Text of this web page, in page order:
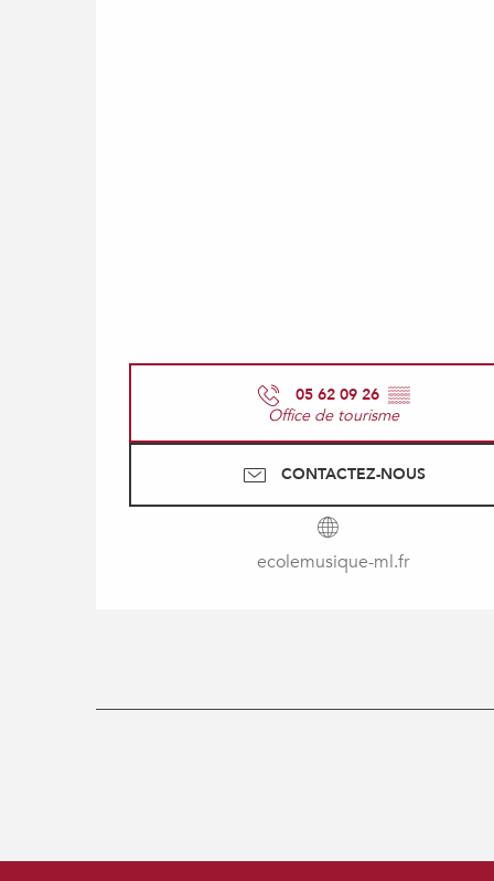
05 62 09 26 ▒▒
Office de tourisme
CONTACTEZ-NOUS
ecolemusique-ml.fr